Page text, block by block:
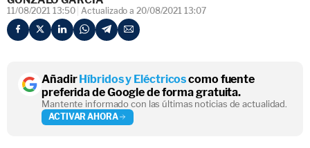
11/08/2021 13:50 Actualizado a 20/08/2021 13:07
AñadirHíbridos y Eléctricoscomo fuente
preferida de Google de forma gratuita.
Mantente informado con las últimas noticias de actualidad.
ACTIVAR AHORA